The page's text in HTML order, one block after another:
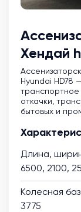
Хендай
Hyundai HD78
транспортное
откачки,
бытовых и
Длина,
6500, 2100,
Колесная
3775